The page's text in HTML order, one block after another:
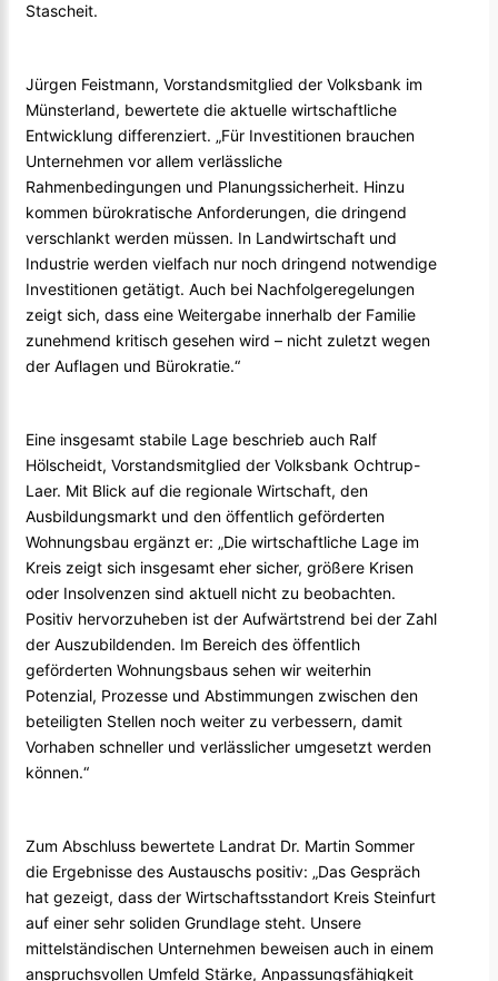
Stascheit.
Jürgen Feistmann, Vorstandsmitglied der Volksbank im
Münsterland, bewertete die aktuelle wirtschaftliche
Entwicklung differenziert. „Für Investitionen brauchen
Unternehmen vor allem verlässliche
Rahmenbedingungen und Planungssicherheit. Hinzu
kommen bürokratische Anforderungen, die dringend
verschlankt werden müssen. In Landwirtschaft und
Industrie werden vielfach nur noch dringend notwendige
Investitionen getätigt. Auch bei Nachfolgeregelungen
zeigt sich, dass eine Weitergabe innerhalb der Familie
zunehmend kritisch gesehen wird – nicht zuletzt wegen
der Auflagen und Bürokratie.“
Eine insgesamt stabile Lage beschrieb auch Ralf
Hölscheidt, Vorstandsmitglied der Volksbank Ochtrup-
Laer. Mit Blick auf die regionale Wirtschaft, den
Ausbildungsmarkt und den öffentlich geförderten
Wohnungsbau ergänzt er: „Die wirtschaftliche Lage im
Kreis zeigt sich insgesamt eher sicher, größere Krisen
oder Insolvenzen sind aktuell nicht zu beobachten.
Positiv hervorzuheben ist der Aufwärtstrend bei der Zahl
der Auszubildenden. Im Bereich des öffentlich
geförderten Wohnungsbaus sehen wir weiterhin
Potenzial, Prozesse und Abstimmungen zwischen den
beteiligten Stellen noch weiter zu verbessern, damit
Vorhaben schneller und verlässlicher umgesetzt werden
können.“
Zum Abschluss bewertete Landrat Dr. Martin Sommer
die Ergebnisse des Austauschs positiv: „Das Gespräch
hat gezeigt, dass der Wirtschaftsstandort Kreis Steinfurt
auf einer sehr soliden Grundlage steht. Unsere
mittelständischen Unternehmen beweisen auch in einem
anspruchsvollen Umfeld Stärke, Anpassungsfähigkeit